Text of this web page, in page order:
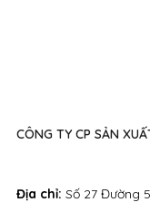
Địa chỉ: Số 27 Đường
CÔNG TY CP SẢN